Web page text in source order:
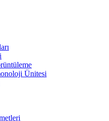
Ünitesi